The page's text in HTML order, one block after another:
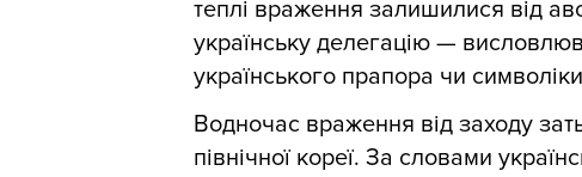
теплі враження залишилися від
українську делегацію —
українського прапора чи
Водночас враження від заходу
північної кореї. За словами